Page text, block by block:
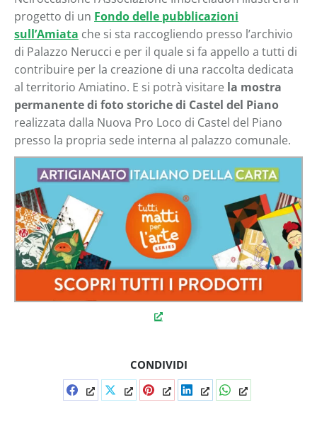
progetto di un Fondo delle pubblicazioni
sull’Amiata che si sta raccogliendo presso l’archivio
di Palazzo Nerucci e per il quale si fa appello a tutti di
contribuire per la creazione di una raccolta dedicata
al territorio Amiatino. E si potrà visitare la mostra
permanente di foto storiche di Castel del Piano
realizzata dalla Nuova Pro Loco di Castel del Piano
presso la propria sede interna al palazzo comunale.
CONDIVIDI
CondividiCondividiCondividiCondividiCondividi